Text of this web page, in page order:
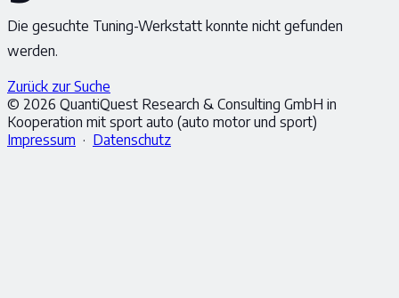
Die gesuchte Tuning-Werkstatt konnte nicht gefunden
werden.
Zurück zur Suche
© 2026 QuantiQuest Research & Consulting GmbH in
Kooperation mit sport auto (auto motor und sport)
Impressum · Datenschutz